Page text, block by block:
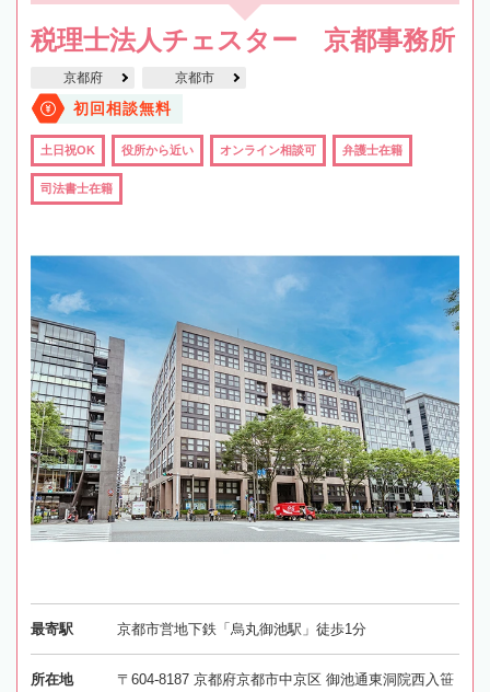
税理士法人チェスター 京都事務所
京都府 京都市
初回相談無料
土日祝OK 役所から近い オンライン相談可 弁護士在籍
司法書士在籍
最寄駅 京都市営地下鉄「烏丸御池駅」徒歩1分
所在地
〒604-8187 京都府京都市中京区 御池通東洞院西入笹